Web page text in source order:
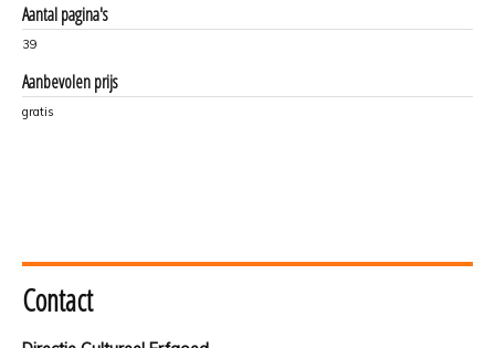
Aantal pagina's
39
Aanbevolen prijs
gratis
Contact